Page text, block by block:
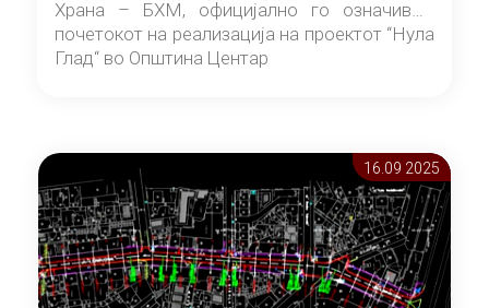
Храна – БХМ, официјално го означивме
почетокот на реализација на проектот “Нула
Глад“ во Општина Центар
16.09 2025